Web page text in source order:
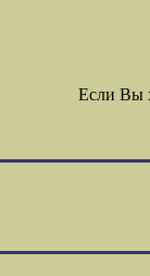
Если Вы